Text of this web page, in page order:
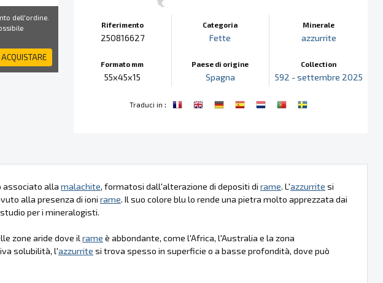
dell'ordine.
ACQUISTARE
Riferimento
250816627
Formato mm
55x45x15
Categoria
Fette
Paese di origine
Spagna
Minerale
azzurrite
Collection
592 - settembre 2025
Traduci in :
associato alla malachite, formatosi dall'alterazione di depositi di rame. L'azzurrite si
alla presenza di ioni rame. Il suo colore blu lo rende una pietra molto apprezzata dai
per i mineralogisti.
zone aride dove il rame è abbondante, come l'Africa, l'Australia e la zona
solubilità, l'azzurrite si trova spesso in superficie o a basse profondità, dove può